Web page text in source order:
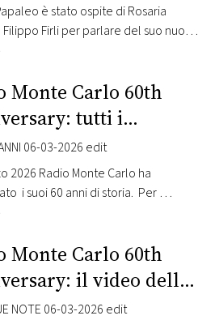
è stato ospite di Rosaria
Filippo Firli per parlare del suo nuovo
comune”, che ha diretto e
Vanessa Scalera,
Questa la sinossi: Una guida
un’attrice di “insuccesso”
quattro detenute sul
del Pollino, alla ricerca…
Monte Carlo 60th
tutti i
più belli della
in radio.
06-03-2026 edit
2026 Radio Monte Carlo ha
i suoi 60 anni di storia. Per
un traguardo così importante il 6
alternate voci di oggi e di ieri.
amici di Radio Monte Carlo si sono
per porgere gli auguri alla loro
Monte Carlo 60th
il video della
al Blue Note.
NOTE 06-03-2026 edit